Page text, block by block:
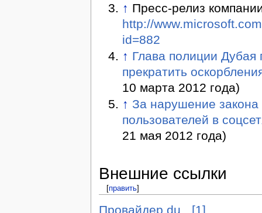
↑ Пресс-релиз
http://
id=882
↑ Глава полиции Дубая
прекратить
10 марта 2012 года)
↑ За нарушение
пользователей в
21 мая 2012 года)
Внешние ссылки
[править]
Провайдер du
[1]